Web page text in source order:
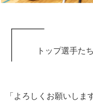
トップ選手た
「よろしくお願いし